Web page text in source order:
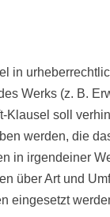
in
Werks (z. B.
soll
werden, die
in irgendeiner
über Art und
eingesetzt